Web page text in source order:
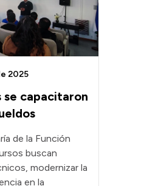
se capacitaron
2025
de la Función
buscan
modernizar la
en la